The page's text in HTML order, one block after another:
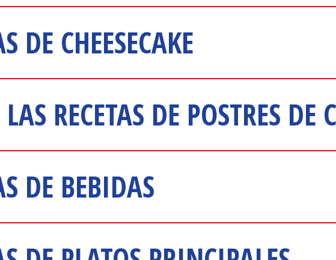
DE CHEESECAKE
RECETAS DE POSTRES
DE BEBIDAS